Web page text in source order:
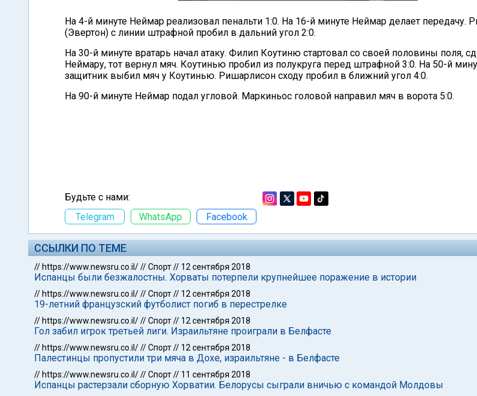
На 4-й минуте Неймар реализовал пенальти 1:0. На 16-й минуте Неймар делает передачу.
(Эвертон) с линии штрафной пробил в дальний угол 2:0.
На 30-й минуте вратарь начал атаку. Филип Коутиню стартовал со своей половины поля,
Неймару, тот вернул мяч. Коутинью пробил из полукруга перед штрафной 3:0. На 50-й
защитник выбил мяч у Коутинью. Ришарлисон сходу пробил в ближний угол 4:0.
На 90-й минуте Неймар подал угловой. Маркиньос головой направил мяч в ворота 5:0.
Будьте с нами:
Telegram
WhatsApp Facebook
ССЫЛКИ ПО ТЕМЕ
// https://www.newsru.co.il///Спорт// 12 сентября 2018
Испанцы были безжалостны. Хорваты потерпели крупнейшее поражение в истории
// https://www.newsru.co.il///Спорт// 12 сентября 2018
19-летний французский футболист погиб в перестрелке
// https://www.newsru.co.il///Спорт// 12 сентября 2018
Гол забил игрок третьей лиги. Израильтяне проиграли в Белфасте
// https://www.newsru.co.il///Спорт// 12 сентября 2018
Палестинцы пропустили три мяча в Дохе, израильтяне - в Белфасте
// https://www.newsru.co.il///Спорт// 11 сентября 2018
Испанцы растерзали сборную Хорватии. Белорусы сыграли вничью с командой Молдовы